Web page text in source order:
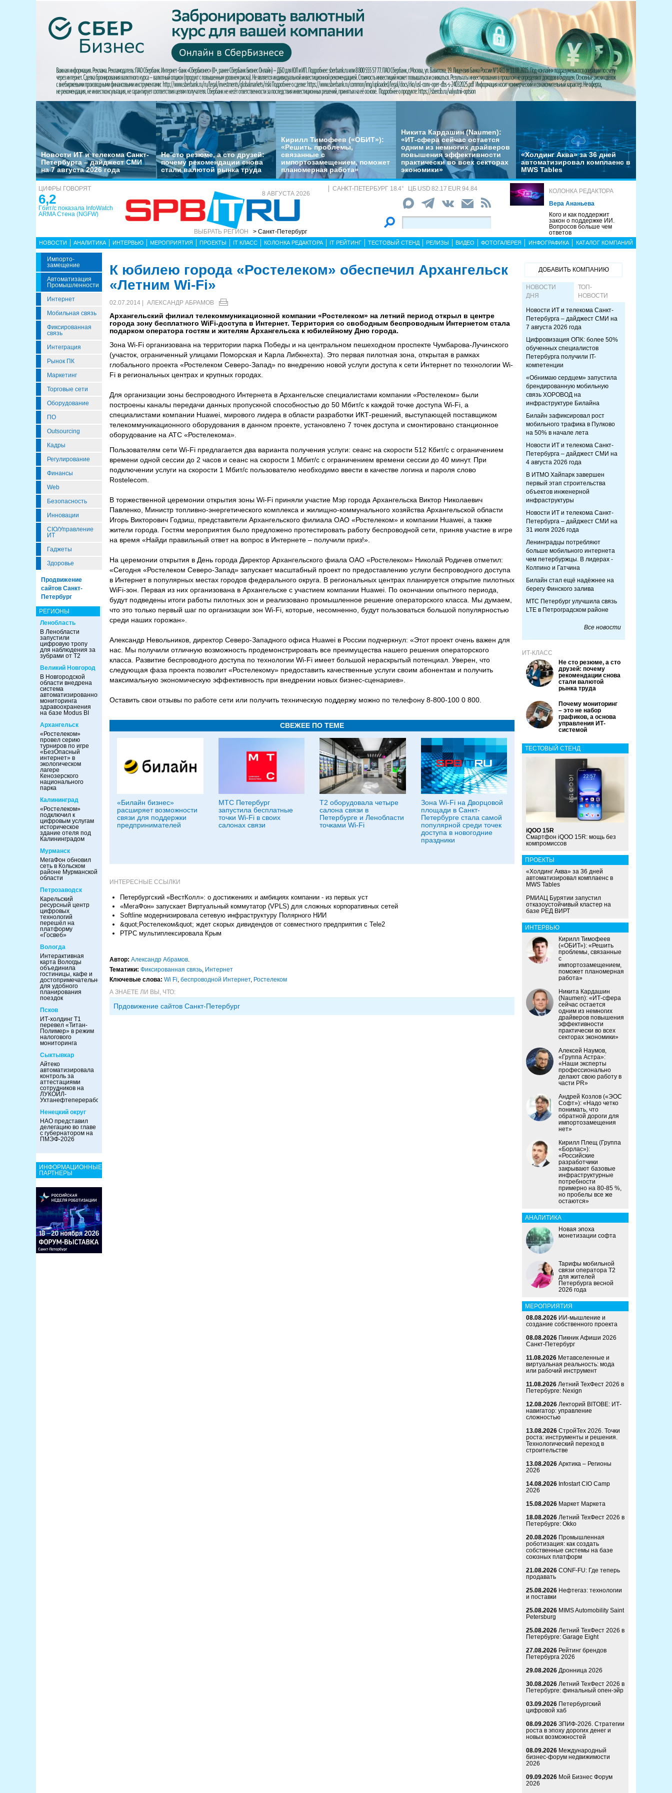
Новости ИТ и телекома Санкт-
Петербурга – дайджест СМИ
на 7 августа 2026 года
Не сто резюме, а сто друзей:
почему рекомендации снова
стали валютой рынка труда
Кирилл Тимофеев («ОБИТ»):
«Решить проблемы,
связанные с
импортозамещением, поможет
планомерная работа»
Никита Кардашин (Naumen):
«ИТ-сфера сейчас остается
одним из немногих драйверов
повышения эффективности
практически во всех секторах
экономики»
«Холдинг Аква» за 36 дней
автоматизировал комплаенс в
MWS Tables
ЦИФРЫ ГОВОРЯТ
6,2
Гбит/с показала InfoWatch
ARMA Стена (NGFW)
8 АВГУСТА 2026
ВЫБРАТЬ РЕГИОН > Санкт-Петербург
САНКТ-ПЕТЕРБУРГ 18.4° ЦБ USD 82.17 EUR 94.84
КОЛОНКА РЕДАКТОРА
Вера Ананьева
Кого и как поддержит
закон о поддержке ИИ.
Вопросов больше чем
ответов
НОВОСТИ АНАЛИТИКА ИНТЕРВЬЮ МЕРОПРИЯТИЯ ПРОЕКТЫ IT КЛАСС КОЛОНКА РЕДАКТОРА IT РЕЙТИНГ ТЕСТОВЫЙ СТЕНД РЕЛИЗЫ ВИДЕО ФОТОГАЛЕРЕЯ ИНФОГРАФИКА КАТАЛОГ КОМПАНИЙ
Импорто­
Замещение
Автоматизация
Промышленности
Интернет
Мобильная связь
Фиксированная
связь
Интеграция
Рынок ПК
Маркетинг
Торговые сети
Оборудование
ПО
Outsourcing
Кадры
Регулирование
Финансы
Web
Безопасность
Инновации
CIO/Управление
ИТ
Гаджеты
Здоровье
Продвижение
сайтов Санкт-
Петербург
РЕГИОНЫ
Ленобласть
В Ленобласти
запустили
цифровую тропу
для наблюдения за
зубрами от Т2
Великий Новгород
В Новгородской
области внедрена
система
автоматизированного
мониторинга
здравоохранения
на базе Modus BI
Архангельск
«Ростелеком»
провел серию
турниров по игре
«БезОпасный
интернет» в
экологическом
лагере
Кенозерского
национального
парка
Калининград
«Ростелеком»
подключил к
цифровым услугам
историческое
здание отеля под
Калининградом
Мурманск
МегаФон обновил
сеть в Кольском
районе Мурманской
области
Петрозаводск
Карельский
ресурсный центр
цифровых
технологий
перешёл на
платформу
«Госвеб»
Вологда
Интерактивная
карта Вологды
объединила
гостиницы, кафе и
достопримечательности
для удобного
планирования
поездок
Псков
ИТ-холдинг Т1
перевел «Титан-
Полимер» в режим
налогового
мониторинга
Сыктывкар
Айтеко
автоматизировала
контроль за
аттестациями
сотрудников на
ЛУКОЙЛ-
Ухтанефтепереработка
Ненецкий округ
НАО представил
делегацию во главе
с губернатором на
ПМЭФ-2026
ИНФОРМАЦИОННЫЕ
ПАРТНЕРЫ
К юбилею города «Ростелеком» обеспечил Архангельск
«Летним Wi-Fi»
02.07.2014 | АЛЕКСАНДР АБРАМОВ
Архангельский филиал телекоммуникационной компании «Ростелеком» на летний период открыл в центре
города зону бесплатного WiFi-доступа в Интернет. Территория со свободным беспроводным Интернетом стала
подарком оператора гостям и жителям Архангельска к юбилейному Дню города.
Зона Wi-Fi организована на территории парка Победы и на центральном пешеходном проспекте Чумбарова-Лучинского
(участок, ограниченный улицами Поморская и Карла Либкнехта). Это первая пилотная зона, открытая в рамках
глобального проекта «Ростелеком Северо-Запад» по внедрению новой услуги доступа к сети Интернет по технологии Wi-
Fi в региональных центрах и крупных городах.
Для организации зоны беспроводного Интернета в Архангельске специалистами компании «Ростелеком» были
построены каналы передачи данных пропускной способностью до 50 Мбит/с к каждой точке доступа Wi-Fi, а
специалистами компании Huawei, мирового лидера в области разработки ИКТ-решений, выступающей поставщиком
телекоммуникационного оборудования в данном проекте, установлено 7 точек доступа и смонтировано станционное
оборудование на АТС «Ростелекома».
Пользователям сети Wi-Fi предлагается два варианта получения услуги: сеанс на скорости 512 Кбит/с с ограничением
времени одной сессии до 2 часов и сеанс на скорости 1 Мбит/с с ограничением времени сессии до 40 минут. При
подключении услуги на скорости 1 Мбит/с пользователю необходимо ввести в качестве логина и пароля слово
Rostelecom.
В торжественной церемонии открытия зоны Wi-Fi приняли участие Мэр города Архангельска Виктор Николаевич
Павленко, Министр топливно-энергетического комплекса и жилищно-коммунального хозяйства Архангельской области
Игорь Викторович Годзиш, представители Архангельского филиала ОАО «Ростелеком» и компании Huawei, а также
жители города. Гостям мероприятия было предложено протестировать работу беспроводной сети, приняв участие в игре
на время «Найди правильный ответ на вопрос в Интернете – получили приз!».
На церемонии открытия в День города Директор Архангельского фиала ОАО «Ростелеком» Николай Родичев отметил:
«Сегодня «Ростелеком Северо-Запад» запускает масштабный проект по предоставлению услуги беспроводного доступа
в Интернет в популярных местах городов федерального округа. В региональных центрах планируется открытие пилотных
WiFi-зон. Первая из них организована в Архангельске с участием компании Huawei. По окончании опытного периода,
будут подведены итоги работы пилотных зон и реализовано промышленное решение операторского класса. Мы думаем,
что это только первый шаг по организации зон Wi-Fi, которые, несомненно, будут пользоваться большой популярностью
среди наших горожан».
Александр Невольников, директор Северо-Западного офиса Huawei в России подчеркнул: «Этот проект очень важен для
нас. Мы получили отличную возможность продемонстрировать все преимущества нашего решения операторского
класса. Развитие беспроводного доступа по технологии Wi-Fi имеет большой нераскрытый потенциал. Уверен, что
следующая фаза проекта позволит «Ростелекому» предоставить качественные услуги своим абонентам и получить
максимальную экономическую эффективность при внедрении новых бизнес-сценариев».
Оставить свои отзывы по работе сети или получить техническую поддержу можно по телефону 8-800-100 0 800.
СВЕЖЕЕ ПО ТЕМЕ
«Билайн бизнес»
расширяет возможности
связи для поддержки
предпринимателей
МТС Петербург
запустила бесплатные
точки Wi-Fi в своих
салонах связи
T2 оборудовала четыре
салона связи в
Петербурге и Ленобласти
точками Wi-Fi
Зона Wi-Fi на Дворцовой
площади в Санкт-
Петербурге стала самой
популярной среди точек
доступа в новогодние
праздники
ИНТЕРЕСНЫЕ ССЫЛКИ
Петербургский «ВестКолл»: о достижениях и амбициях компании - из первых уст
«МегаФон» запускает Виртуальный коммутатор (VPLS) для сложных корпоративных сетей
Softline модернизировала сетевую инфраструктуру Полярного НИИ
&quot;Ростелеком&quot; ждет скорых дивидендов от совместного предприятия с Tele2
РТРС мультиплексировала Крым
Автор: Александр Абрамов.
Тематики: Фиксированная связь, Интернет
Ключевые слова: Wi Fi, беспроводной Интернет, Ростелеком
А ЗНАЕТЕ ЛИ ВЫ, ЧТО:
Прдовижение сайтов Санкт-Петербург
ДОБАВИТЬ КОМПАНИЮ
НОВОСТИ
ДНЯ
ТОП-
НОВОСТИ
Новости ИТ и телекома Санкт-
Петербурга – дайджест СМИ на
7 августа 2026 года
Цифровизация ОПК: более 50%
обученных специалистов
Петербурга получили IT-
компетенции
«Обнимаю сердцем» запустила
брендированную мобильную
связь ХОРОВОД на
инфраструктуре Билайна
Билайн зафиксировал рост
мобильного трафика в Пулково
на 50% в начале лета
Новости ИТ и телекома Санкт-
Петербурга – дайджест СМИ на
4 августа 2026 года
В ИТМО Хайпарк завершен
первый этап строительства
объектов инженерной
инфраструктуры
Новости ИТ и телекома Санкт-
Петербурга – дайджест СМИ на
31 июля 2026 года
Ленинградцы потребляют
больше мобильного интернета
чем петербуржцы. В лидерах -
Колпино и Гатчина
Билайн стал ещё надёжнее на
берегу Финского залива
МТС Петербург улучшила связь
LTE в Петроградском районе
Все новости
ИТ-КЛАСС
Не сто резюме, а сто
друзей: почему
рекомендации снова
стали валютой
рынка труда
Почему мониторинг
– это не набор
графиков, а основа
управления ИТ-
системой
ТЕСТОВЫЙ СТЕНД
iQOO 15R
Смартфон iQOO 15R: мощь без
компромиссов
ПРОЕКТЫ
«Холдинг Аква» за 36 дней
автоматизировал комплаенс в
MWS Tables
РМИАЦ Бурятии запустил
отказоустойчивый кластер на
базе РЕД ВИРТ
ИНТЕРВЬЮ
Кирилл Тимофеев
(«ОБИТ»): «Решить
проблемы, связанные
с
импортозамещением,
поможет планомерная
работа»
Никита Кардашин
(Naumen): «ИТ-сфера
сейчас остается
одним из немногих
драйверов повышения
эффективности
практически во всех
секторах экономики»
Алексей Наумов,
«Группа Астра»:
«Наши эксперты
профессионально
делают свою работу в
части PR»
Андрей Козлов («ЭОС
Софт»): «Надо четко
понимать, что
обратной дороги для
импортозамещения
нет»
Кирилл Плещ (Группа
«Борлас»):
«Российские
разработчики
закрывают базовые
инфраструктурные
потребности
примерно на 80-85 %,
но пробелы все же
остаются»
АНАЛИТИКА
Новая эпоха
монетизации софта
Тарифы мобильной
связи оператора Т2
для жителей
Петербурга весной
2026 года
МЕРОПРИЯТИЯ
08.08.2026 ИИ-мышление и
создание собственного проекта
08.08.2026 Пикник Афиши 2026
Санкт-Петербург
11.08.2026 Метавселенные и
виртуальная реальность: мода
или рабочий инструмент
11.08.2026 Летний ТехФест 2026 в
Петербурге: Nexign
12.08.2026 Лекторий BITOBE: ИТ-
навигатор: управление
сложностью
13.08.2026 СтройТех 2026. Точки
роста: инструменты и решения.
Технологический переход в
строительстве
13.08.2026 Арктика – Регионы
2026
14.08.2026 Infostart CIO Camp
2026
15.08.2026 Маркет Маркета
18.08.2026 Летний ТехФест 2026 в
Петербурге: Okko
20.08.2026 Промышленная
роботизация: как создать
собственные системы на базе
союзных платформ
21.08.2026 CONF-FU: Где теперь
продавать
25.08.2026 Нефтегаз: технологии
и поставки
25.08.2026 MIMS Automobility Saint
Petersburg
25.08.2026 Летний ТехФест 2026 в
Петербурге: Garage Eight
27.08.2026 Рейтинг брендов
Петербурга 2026
29.08.2026 Дронница 2026
30.08.2026 Летний ТехФест 2026 в
Петербурге: финальный опен-эйр
03.09.2026 Петербургский
цифровой хаб
08.09.2026 ЗПИФ-2026. Стратегии
роста в эпоху дорогих денег и
новых возможностей
08.09.2026 Международный
бизнес-форум недвижимости
2026
09.09.2026 Мой Бизнес Форум
2026